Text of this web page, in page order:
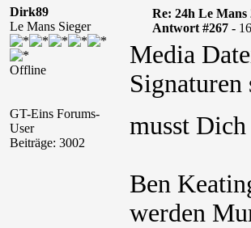
Dirk89
Le Mans Sieger
Offline
GT-Eins Forums-
User
Beiträge: 3002
Re: 24h Le Mans
Antwort #267 -
Media
musst Dich
Ben
werden